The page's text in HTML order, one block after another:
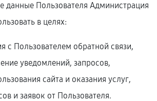
данные Пользователя Администрация
в целях:
с Пользователем обратной связи,
уведомлений, запросов,
сайта и оказания услуг,
и заявок от Пользователя.